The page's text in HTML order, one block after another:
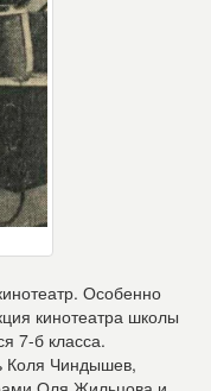
Особенно
кинотеатра школы
7-б класса.
Коля Чиндышев,